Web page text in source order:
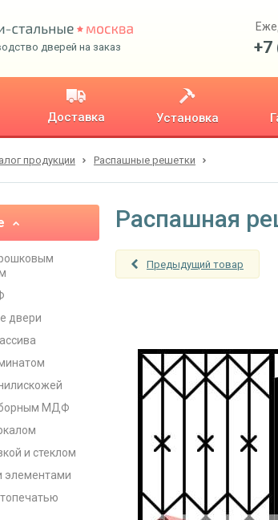
дверей на заказ +7
Доставка Установка
продукции Распашные решетки
двери
МДФ
и стеклом
элементами
Распашная
Предыдущий товар